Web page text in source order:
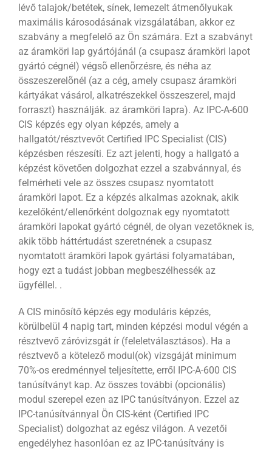
lévő talajok/betétek, sínek, lemezelt átmenőlyukak
maximális károsodásának vizsgálatában, akkor ez
szabvány a megfelelő az Ön számára. Ezt a szabványt
az áramköri lap gyártójánál (a csupasz áramköri lapot
gyártó cégnél) végsõ ellenõrzésre, és néha az
összeszerelõnél (az a cég, amely csupasz áramköri
kártyákat vásárol, alkatrészekkel összeszerel, majd
forraszt) használják. az áramköri lapra). Az IPC-A-600
CIS képzés egy olyan képzés, amely a
hallgatót/résztvevőt Certified IPC Specialist (CIS)
képzésben részesíti. Ez azt jelenti, hogy a hallgató a
képzést követően dolgozhat ezzel a szabvánnyal, és
felmérheti vele az összes csupasz nyomtatott
áramköri lapot. Ez a képzés alkalmas azoknak, akik
kezelőként/ellenőrként dolgoznak egy nyomtatott
áramköri lapokat gyártó cégnél, de olyan vezetőknek is,
akik több háttértudást szeretnének a csupasz
nyomtatott áramköri lapok gyártási folyamatában,
hogy ezt a tudást jobban megbeszélhessék az
ügyféllel. .
A CIS minősítő képzés egy moduláris képzés,
körülbelül 4 napig tart, minden képzési modul végén a
résztvevő záróvizsgát ír (feleletválasztásos). Ha a
résztvevő a kötelező modul(ok) vizsgáját minimum
70%-os eredménnyel teljesítette, erről IPC-A-600 CIS
tanúsítványt kap. Az összes további (opcionális)
modul szerepel ezen az IPC tanúsítványon. Ezzel az
IPC-tanúsítvánnyal Ön CIS-ként (Certified IPC
Specialist) dolgozhat az egész világon. A vezetői
engedélyhez hasonlóan ez az IPC-tanúsítvány is